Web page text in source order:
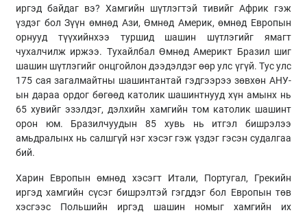
иргэд байдаг вэ? Хамгийн шүтлэгтэй тивийг Африк гэж
үздэг бол Зүүн өмнөд Ази, Өмнөд Америк, өмнөд Европын
орнууд түүхийнхээ туршид шашин шүтлэгийг ямагт
чухалчилж иржээ. Тухайлбал Өмнөд Америкт Бразил шиг
шашин шүтлэгийг онцгойлон дээдэлдэг өөр улс үгүй. Тус улс
175 сая загалмайтны шашинтантай гэдгээрээ зөвхөн АНУ-
ын дараа ордог бөгөөд католик шашинтнууд хүн амынх нь
65 хувийг эзэлдэг, дэлхийн хамгийн том католик шашинт
орон юм. Бразилчуудын 85 хувь нь итгэл бишрэлээ
амьдралынх нь салшгүй нэг хэсэг гэж үздэг гэсэн судалгаа
бий.
Харин Европын өмнөд хэсэгт Итали, Португал, Грекийн
иргэд хамгийн сүсэг бишрэлтэй гэгддэг бол Европын төв
хэсгээс Польшийн иргэд шашин номыг хамгийн их